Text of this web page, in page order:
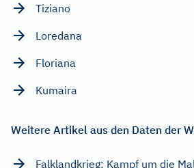
Tiziano
Loredana
Floriana
Kumaira
Weitere Artikel aus den Daten der
Falklandkrieg: Kampf um die